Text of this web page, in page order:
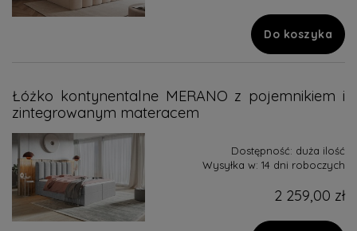
Do koszyka
Łóżko kontynentalne MERANO z pojemnikiem i
zintegrowanym materacem
Dostępność: duża ilość
Wysyłka w: 14 dni roboczych
2 259,00 zł